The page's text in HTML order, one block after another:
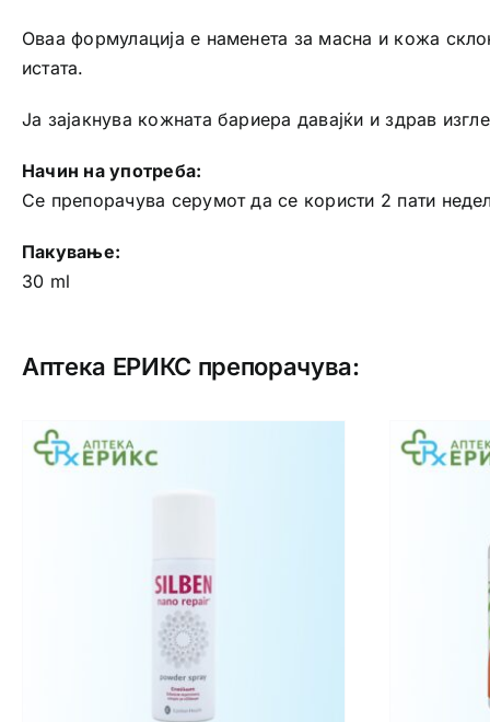
Оваа формулација е наменета за масна и кожа
истата.
Ја зајакнува кожната бариера давајќи и здрав
Начин на употреба:
Се препорачува серумот да се користи 2 пати
Пакување:
30 ml
Аптека ЕРИКС препорачува: